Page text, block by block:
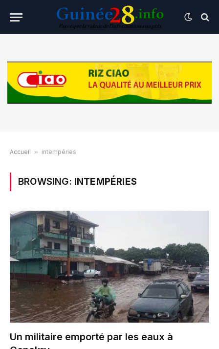
Accueil » intempéries
BROWSING: INTEMPÉRIES
Un militaire emporté par les eaux à